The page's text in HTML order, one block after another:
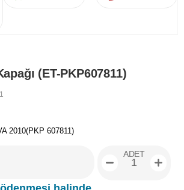
(ET-PKP607811)
2010(PKP 607811)
ADET